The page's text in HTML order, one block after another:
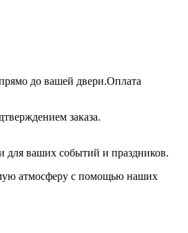
до вашей двери.Оплата
заказа.
для ваших событий и праздников.
атмосферу с помощью наших